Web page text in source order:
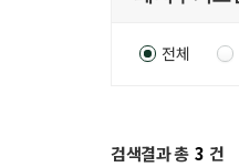
전체
검색결과 총 3 건